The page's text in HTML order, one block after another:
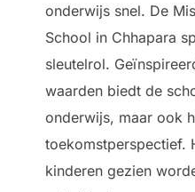
onderwijs snel. De
School in Chhapara
sleutelrol.
waarden biedt de
onderwijs, maar ook
toekomstperspectief.
kinderen gezien